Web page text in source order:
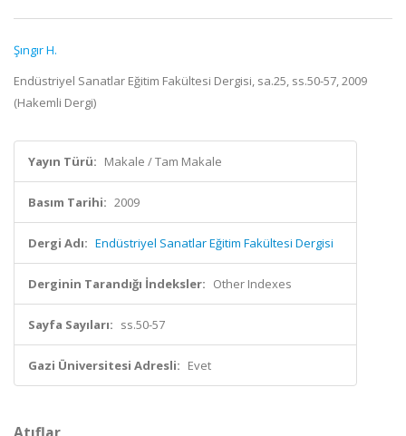
Şıngır H.
Endüstriyel Sanatlar Eğitim Fakültesi Dergisi, sa.25, ss.50-57, 2009
(Hakemli Dergi)
Yayın Türü: Makale / Tam Makale
Basım Tarihi: 2009
Dergi Adı: Endüstriyel Sanatlar Eğitim Fakültesi Dergisi
Derginin Tarandığı İndeksler: Other Indexes
Sayfa Sayıları: ss.50-57
Gazi Üniversitesi Adresli: Evet